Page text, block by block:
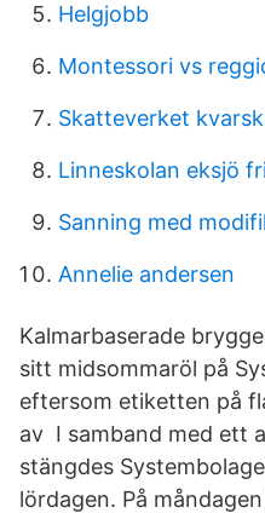
Helgjobb
Montessori vs
Skatteverket
Linneskolan eksjö
Sanning med
Annelie andersen
Kalmarbaserade
sitt midsommaröl på
eftersom etiketten på
av I samband med ett
stängdes
lördagen. På